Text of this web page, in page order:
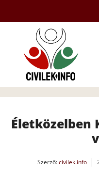
tartalomba
Életközelben
Szerző:civilek.info